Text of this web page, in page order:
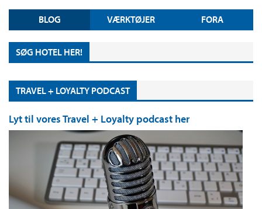
BLOG VÆRKTØJER FORA
SØG HOTEL HER!
TRAVEL + LOYALTY PODCAST
Lyt til vores Travel + Loyalty podcast her